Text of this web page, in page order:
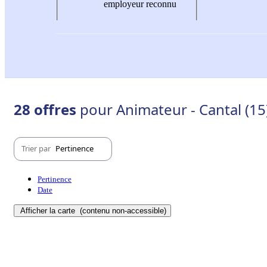
employeur reconnu
28 offres pour Animateur - Cantal
Trier par Pertinence
Pertinence
Date
Afficher la carte (contenu non-accessible)